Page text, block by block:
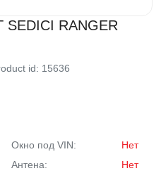
SEDICI RANGER
id: 15636
Окно под VIN:
Нет
Антена:
Нет